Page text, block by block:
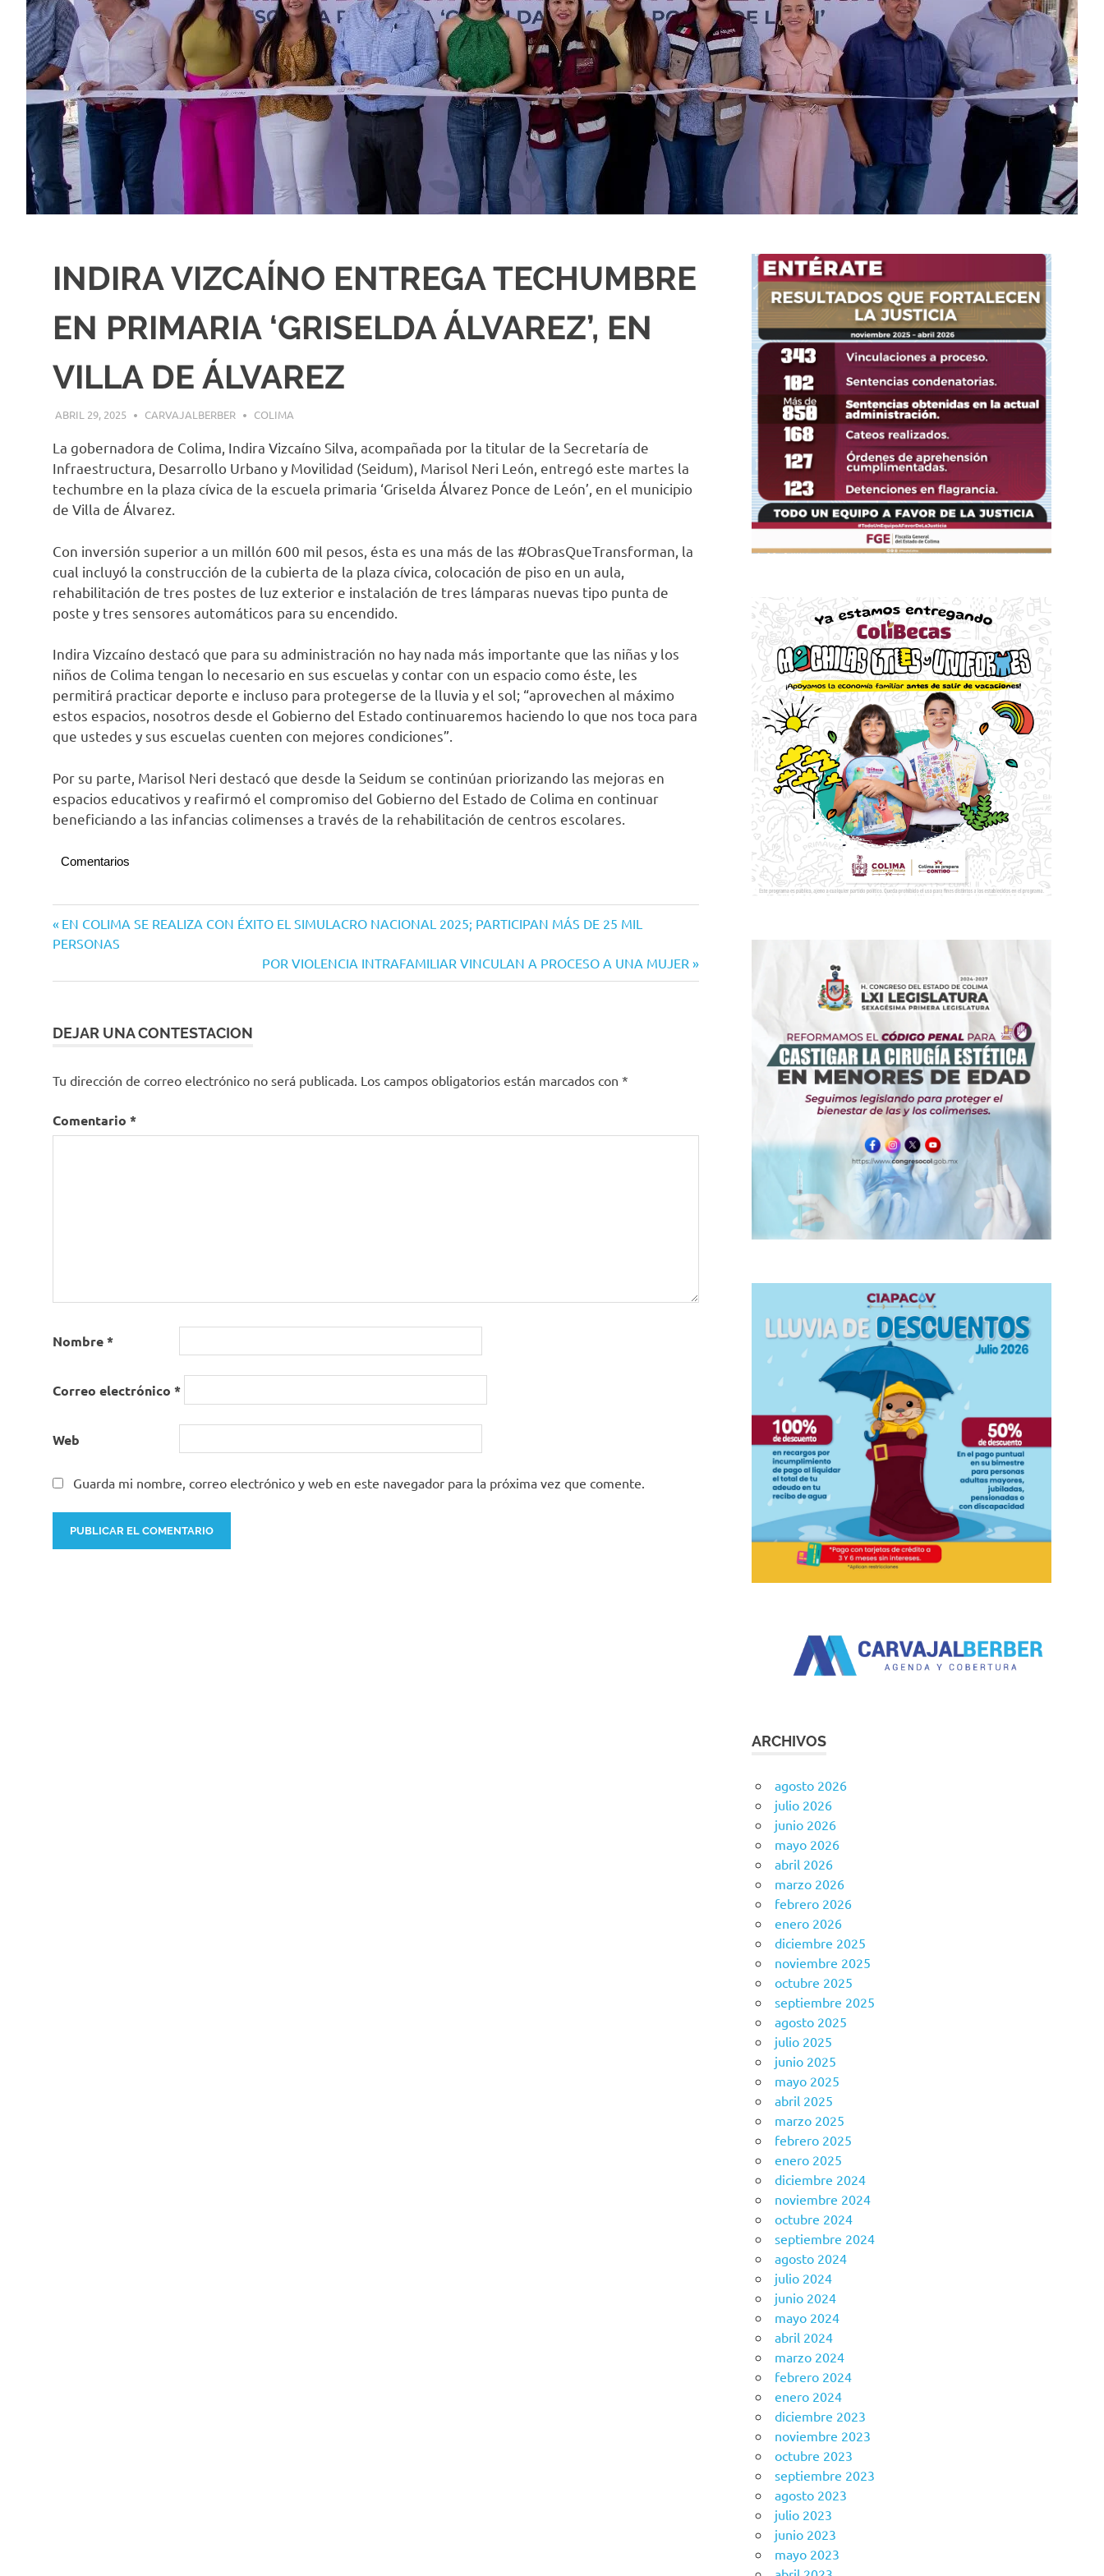
INDIRA VIZCAÍNO ENTREGA TECHUMBRE
EN PRIMARIA ‘GRISELDA ÁLVAREZ’, EN
VILLA DE ÁLVAREZ
ABRIL 29, 2025 CARVAJALBERBER COLIMA
La gobernadora de Colima, Indira Vizcaíno Silva, acompañada por la titular de la Secretaría de
Infraestructura, Desarrollo Urbano y Movilidad (Seidum), Marisol Neri León, entregó este martes la
techumbre en la plaza cívica de la escuela primaria ‘Griselda Álvarez Ponce de León’, en el municipio
de Villa de Álvarez.
Con inversión superior a un millón 600 mil pesos, ésta es una más de las #ObrasQueTransforman, la
cual incluyó la construcción de la cubierta de la plaza cívica, colocación de piso en un aula,
rehabilitación de tres postes de luz exterior e instalación de tres lámparas nuevas tipo punta de
poste y tres sensores automáticos para su encendido.
Indira Vizcaíno destacó que para su administración no hay nada más importante que las niñas y los
niños de Colima tengan lo necesario en sus escuelas y contar con un espacio como éste, les
permitirá practicar deporte e incluso para protegerse de la lluvia y el sol; “aprovechen al máximo
estos espacios, nosotros desde el Gobierno del Estado continuaremos haciendo lo que nos toca para
que ustedes y sus escuelas cuenten con mejores condiciones”.
Por su parte, Marisol Neri destacó que desde la Seidum se continúan priorizando las mejoras en
espacios educativos y reafirmó el compromiso del Gobierno del Estado de Colima en continuar
beneficiando a las infancias colimenses a través de la rehabilitación de centros escolares.
Comentarios
Navegación
de
entradas
Entrada
anterior:
EN COLIMA SE REALIZA CON ÉXITO EL SIMULACRO NACIONAL 2025; PARTICIPAN MÁS DE 25 MIL
PERSONAS
Siguiente
entrada:
POR VIOLENCIA INTRAFAMILIAR VINCULAN A PROCESO A UNA MUJER
DEJAR UNA CONTESTACION
Tu dirección de correo electrónico no será publicada. Los campos obligatorios están marcados con *
Comentario *
Nombre*
Correo electrónico *
Web
Guarda mi nombre, correo electrónico y web en este navegador para la próxima vez que comente.
ARCHIVOS
agosto 2026
julio 2026
junio 2026
mayo 2026
abril 2026
marzo 2026
febrero 2026
enero 2026
diciembre 2025
noviembre 2025
octubre 2025
septiembre 2025
agosto 2025
julio 2025
junio 2025
mayo 2025
abril 2025
marzo 2025
febrero 2025
enero 2025
diciembre 2024
noviembre 2024
octubre 2024
septiembre 2024
agosto 2024
julio 2024
junio 2024
mayo 2024
abril 2024
marzo 2024
febrero 2024
enero 2024
diciembre 2023
noviembre 2023
octubre 2023
septiembre 2023
agosto 2023
julio 2023
junio 2023
mayo 2023